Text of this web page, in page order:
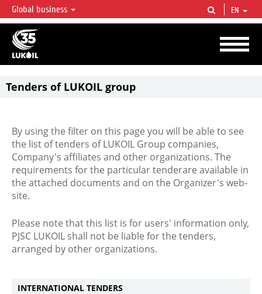
LUKOIL OVERVIEW
LUKOIL is one of the largest oil & gas vertical integrated companies in the world
accounting for over 2% of crude production and circa 1% of proved hydrocarbon
reserves globally.
Global business EN
Tenders of LUKOIL group
By using the filter on this page you will be able to see
the list of tenders of LUKOIL Group companies,
Company's affiliates and other organizations. The
requirements for the particular tenderare available in
the attached documents and on the Organizer's web-
site.
Please note that this list is for users' information only,
PJSC LUKOIL shall not be liable for the tenders,
arranged by other organizations.
INTERNATIONAL TENDERS